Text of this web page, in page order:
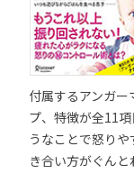
付属するアンガ
プ、特徴が全11
うなことで怒り
き合い方がぐんと